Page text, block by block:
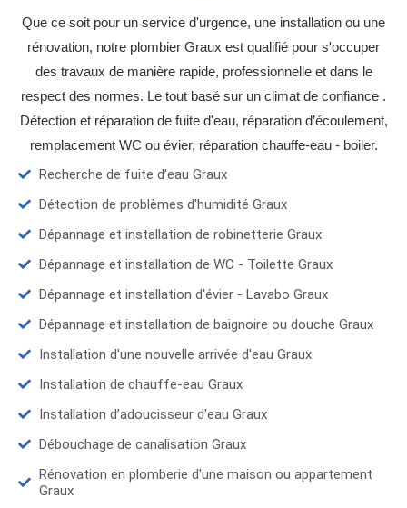
Que ce soit pour un service d'urgence, une installation ou une
rénovation, notre plombier Graux est qualifié pour s'occuper
des travaux de manière rapide, professionnelle et dans le
respect des normes. Le tout basé sur un climat de confiance .
Détection et réparation de fuite d'eau, réparation d’écoulement,
remplacement WC ou évier, réparation chauffe-eau - boiler.
Recherche de fuite d’eau Graux
Détection de problèmes d'humidité Graux
Dépannage et installation de robinetterie Graux
Dépannage et installation de WC - Toilette Graux
Dépannage et installation d'évier - Lavabo Graux
Dépannage et installation de baignoire ou douche Graux
Installation d'une nouvelle arrivée d'eau Graux
Installation de chauffe-eau Graux
Installation d’adoucisseur d'eau Graux
Débouchage de canalisation Graux
Rénovation en plomberie d'une maison ou appartement
Graux